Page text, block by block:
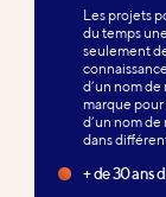
Les projets
du temps
seulement
d’un nom
marque
d’un nom
dans
+ de 30 ans